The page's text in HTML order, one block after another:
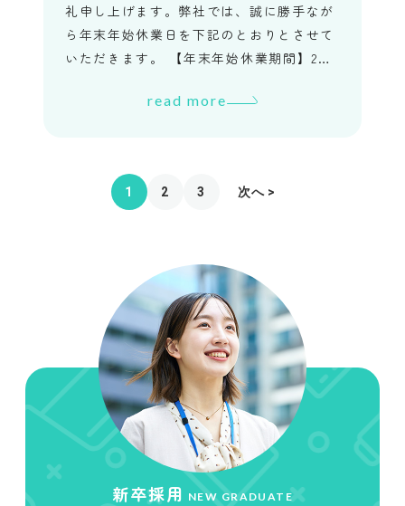
礼申し上げます。弊社では、誠に勝手なが
ら年末年始休業日を下記のとおりとさせて
いただきます。 【年末年始休業期間】202
休業期間中に […]read more
1 2 3 次へ >
新卒採用 NEW GRADUATE